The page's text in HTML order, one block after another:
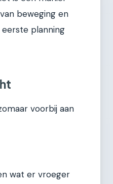
beweging en
eerste planning
voorbij aan
wat er vroeger